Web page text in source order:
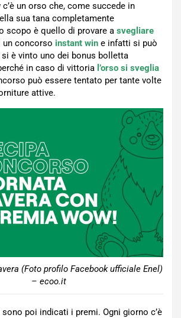
un orso che, come succede in
sua tana completamente
scopo è quello di provare a svegliare
un concorso instant win e infatti si può
è vinto uno dei bonus bolletta
in caso di vittoria l’orso si sveglia
può essere tentato per tante volte
attive.
(Foto profilo Facebook ufficiale Enel)
– ecoo.it
poi indicati i premi. Ogni giorno c’è